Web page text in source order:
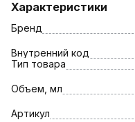
Характеристики
Бренд
Внутренний код
Тип товара
Объем, мл
Артикул